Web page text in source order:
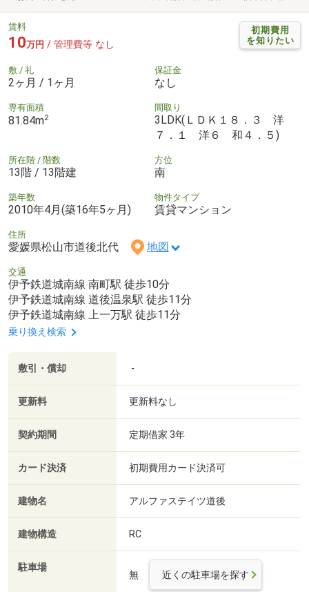
初期費用
を知りたい
賃料
10万円 / 管理費等 なし
敷 / 礼
2ヶ月 / 1ヶ月
保証金
なし
専有面積
81.84m2
間取り
3LDK(ＬＤＫ１８．３ 洋
７．１ 洋６ 和４．５)
所在階 / 階数
13階 / 13階建
方位
南
築年数
2010年4月(築16年5ヶ月)
物件タイプ
賃貸マンション
住所
愛媛県松山市道後北代 地図
交通
伊予鉄道城南線 南町駅 徒歩10分
伊予鉄道城南線 道後温泉駅 徒歩11分
伊予鉄道城南線 上一万駅 徒歩11分
乗り換え検索
敷引・償却 -
更新料 更新料なし
契約期間 定期借家 3年
カード決済 初期費用カード決済可
建物名 アルファステイツ道後
建物構造 RC
駐車場
無 近くの駐車場を探す